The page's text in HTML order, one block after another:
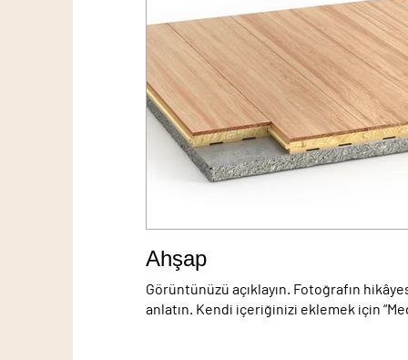
Ahşap
Görüntünüzü açıklayın. Fotoğrafın
anlatın. Kendi içeriğinizi eklemek için